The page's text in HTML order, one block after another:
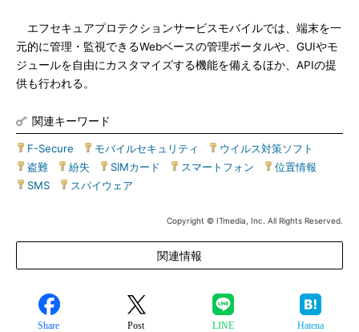
エフセキュアプロテクションサービスモバイルでは、端末を一
元的に管理・監視できるWebベースの管理ポータルや、GUIやモ
ジュールを自由にカスタマイズする機能を備えるほか、APIの提
供も行われる。
関連キーワード
F-Secure モバイルセキュリティ ウイルス対策ソフト
盗難
紛失 SIMカード スマートフォン 位置情報
SMS
スパイウェア
Copyright © ITmedia, Inc. All Rights Reserved.
関連情報
Share Post LINE Hatena